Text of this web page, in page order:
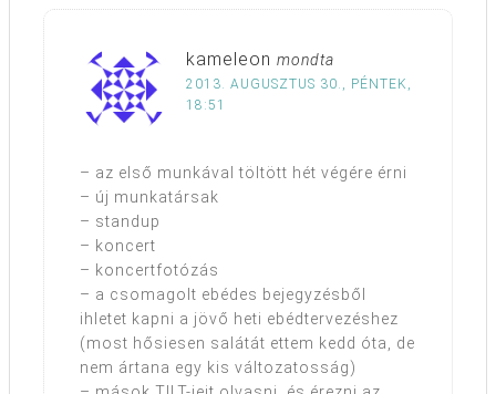
kameleon mondta
2013. AUGUSZTUS 30., PÉNTEK,
18:51
– az első munkával töltött hét végére érni
– új munkatársak
– standup
– koncert
– koncertfotózás
– a csomagolt ebédes bejegyzésből
ihletet kapni a jövő heti ebédtervezéshez
(most hősiesen salátát ettem kedd óta, de
nem ártana egy kis változatosság)